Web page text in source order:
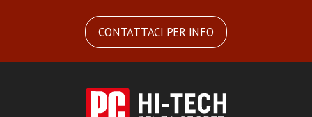
CONTATTACI PER INFO